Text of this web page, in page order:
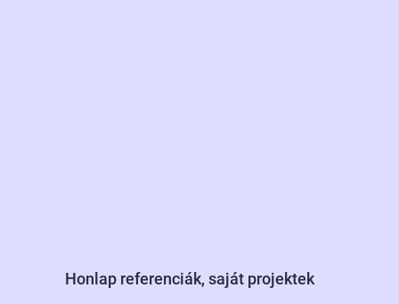
Honlap referenciák, saját projektek